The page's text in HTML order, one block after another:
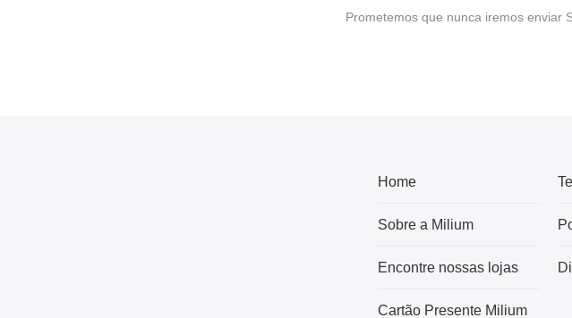
Prometemos que nunca iremos enviar
Home
Sobre a Milium
Encontre nossas lojas
Cartão Presente Milium